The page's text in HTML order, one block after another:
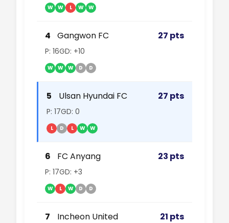
W W L W W
4 Gangwon FC 27 pts
P: 16GD: +10
W W W D D
5 Ulsan Hyundai FC 27 pts
P: 17GD: 0
L D L W W
6 FC Anyang 23 pts
P: 17GD: +3
W L W D D
7 Incheon United 21 pts